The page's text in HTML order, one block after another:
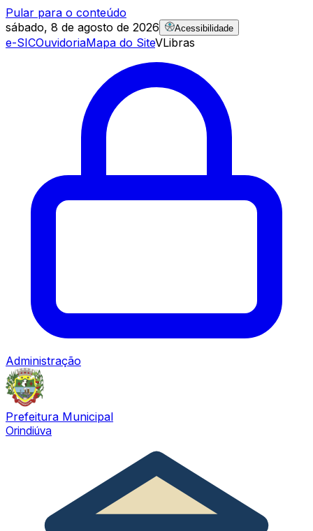
Pular para o conteúdo
sábado, 8 de agosto de 2026
Acessibilidade
e-SICOuvidoriaMapa do SiteVLibras
Administração
Prefeitura Municipal
Orindiúva